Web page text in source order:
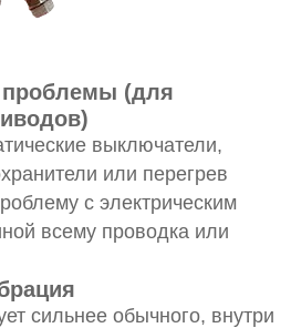
проблемы (для
выключатели,
или перегрев
с электрическим
всему проводка или
сильнее обычного, внутри